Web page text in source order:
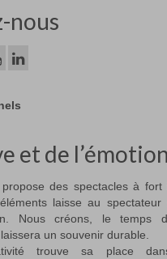
nous
et de l’émotion
propose des spectacles à
laisse au
Nous créons, le temps
un souvenir durable.
trouve sa place